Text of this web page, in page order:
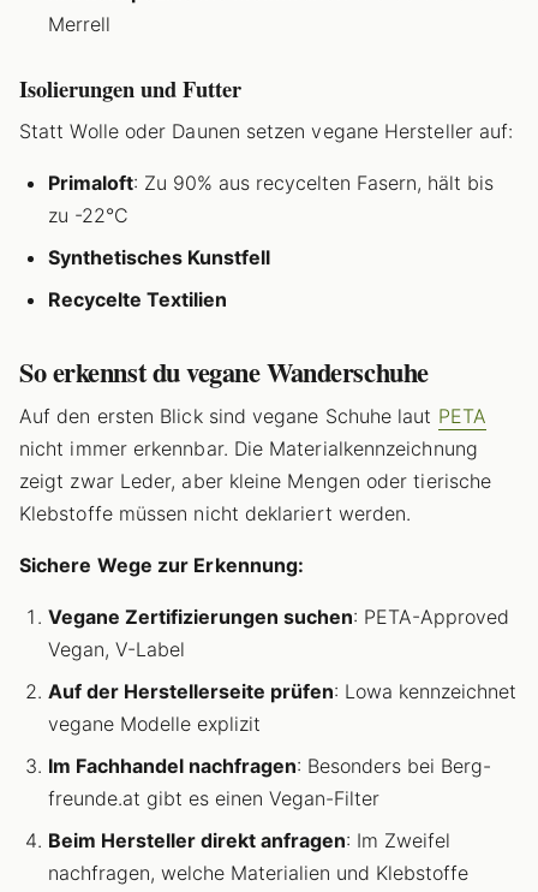
Merrell
Isolierungen und Futter
Statt Wolle oder Daunen setzen vegane Hersteller auf:
Primaloft: Zu 90% aus recycelten Fasern, hält bis
zu -22°C
Synthetisches Kunstfell
Recycelte Textilien
So erkennst du vegane Wanderschuhe
Auf den ersten Blick sind vegane Schuhe laut PETA
nicht immer erkennbar. Die Materialkennzeichnung
zeigt zwar Leder, aber kleine Mengen oder tierische
Klebstoffe müssen nicht deklariert werden.
Sichere Wege zur Erkennung:
Vegane Zertifizierungen suchen: PETA-Approved
Vegan, V-Label
Auf der Herstellerseite prüfen: Lowa kennzeichnet
vegane Modelle explizit
Im Fachhandel nachfragen: Besonders bei Berg-
freunde.at gibt es einen Vegan-Filter
Beim Hersteller direkt anfragen: Im Zweifel
nachfragen, welche Materialien und Klebstoffe